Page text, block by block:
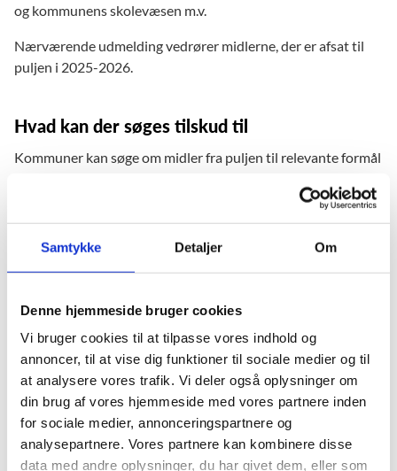
Samtykke Detaljer Om
Denne hjemmeside bruger cookies
Vi bruger cookies til at tilpasse vores indhold og
annoncer, til at vise dig funktioner til sociale medier og til
at analysere vores trafik. Vi deler også oplysninger om
din brug af vores hjemmeside med vores partnere inden
for sociale medier, annonceringspartnere og
analysepartnere. Vores partnere kan kombinere disse
data med andre oplysninger, du har givet dem, eller som
og kommunens skolevæsen m.v.
Nærværende udmelding vedrører midlerne, der er afsat til
puljen i 2025-2026.
Hvad kan der søges tilskud til
Kommuner kan søge om midler fra puljen til relevante formål
lovgivning med henblik på at understøtte implementering af
de ændringer, som forventes i den enkelte kommune.
Midlerne kan bl.a. anvendes til relevant
muligt.
Hvordan søges der om tilskud
Læs ”Vejledning om pulje til implementering af aftale om
styrket undervisning for anbragte og udsatte børn og unge
(Børnene Først på undervisningsområdet) og understøttelse
af udvikling på området, 2025-2026” (herefter benævnt som